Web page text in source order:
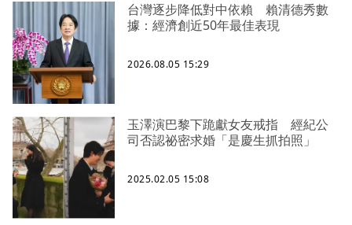
台灣逐步降低對中依賴 賴清德秀數
據：經濟創近50年最佳表現
2026.08.05 15:29
玉澤演巴黎下跪獻女友戒指 經紀公
司否認祕密求婚「是慶生抓拍照」
2025.02.05 15:08